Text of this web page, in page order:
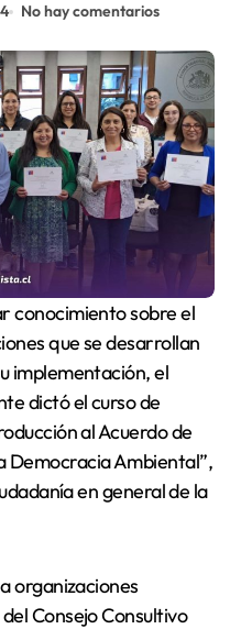
No hay comentarios
que se desarrollan
implementación, el
dictó el curso de
al Acuerdo de
Democracia Ambiental”,
en general de la
organizaciones
Consejo Consultivo